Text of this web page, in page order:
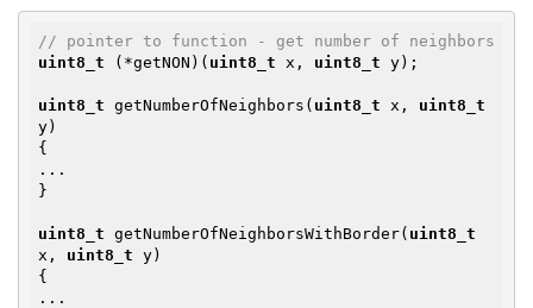
// pointer to function - get number of neighbors
uint8_t (*getNON)( uint8_t x, uint8_t y);
uint8_t getNumberOfNeighbors( uint8_t x, uint8_t
y)
{
...
}
uint8_t getNumberOfNeighborsWithBorder( uint8_t
x, uint8_t y)
{
...